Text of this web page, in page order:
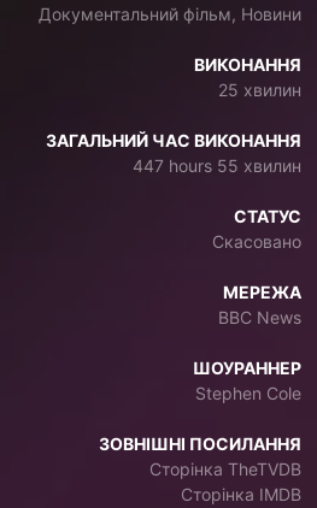
Документальний фільм, Новини
ВИКОНАННЯ
25 хвилин
ЗАГАЛЬНИЙ ЧАС ВИКОНАННЯ
447 hours 55 хвилин
СТАТУС
Скасовано
МЕРЕЖА
BBC News
ШОУРАННЕР
Stephen Cole
ЗОВНІШНІ ПОСИЛАННЯ
Сторінка TheTVDB
Сторінка IMDB